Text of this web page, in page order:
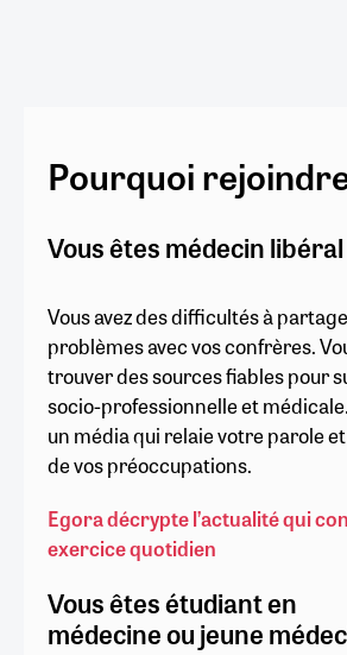
Pourquoi
Vous êtes médecin libéral
Vous avez des difficultés à
problèmes avec vos confrères.
trouver des sources fiables pour
socio-professionnelle et
un média qui relaie votre parole
de vos préoccupations.
Egora décrypte l’actualité qui
exercice quotidien
Vous êtes étudiant en
médecine ou jeune